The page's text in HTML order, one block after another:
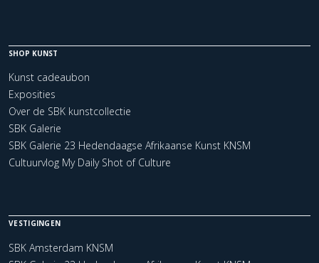
SHOP KUNST
Kunst cadeaubon
Exposities
Over de SBK kunstcollectie
SBK Galerie
SBK Galerie 23 Hedendaagse Afrikaanse Kunst KNSM
Cultuurvlog My Daily Shot of Culture
VESTIGINGEN
SBK Amsterdam KNSM